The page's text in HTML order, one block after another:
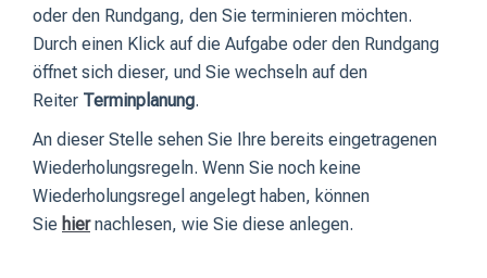
oder den Rundgang, den Sie terminieren möchten.
Durch einen Klick auf die Aufgabe oder den Rundgang
öffnet sich dieser, und Sie wechseln auf den
Reiter Terminplanung.
An dieser Stelle sehen Sie Ihre bereits eingetragenen
Wiederholungsregeln. Wenn Sie noch keine
Wiederholungsregel angelegt haben, können
Sie hiernachlesen, wie Sie diese anlegen.